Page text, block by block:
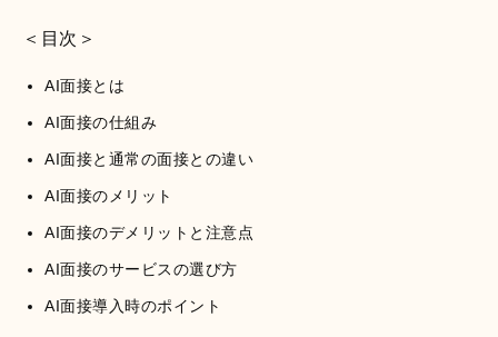
＜目次＞
AI面接とは
AI面接の仕組み
AI面接と通常の面接との違い
AI面接のメリット
AI面接のデメリットと注意点
AI面接のサービスの選び方
AI面接導入時のポイント